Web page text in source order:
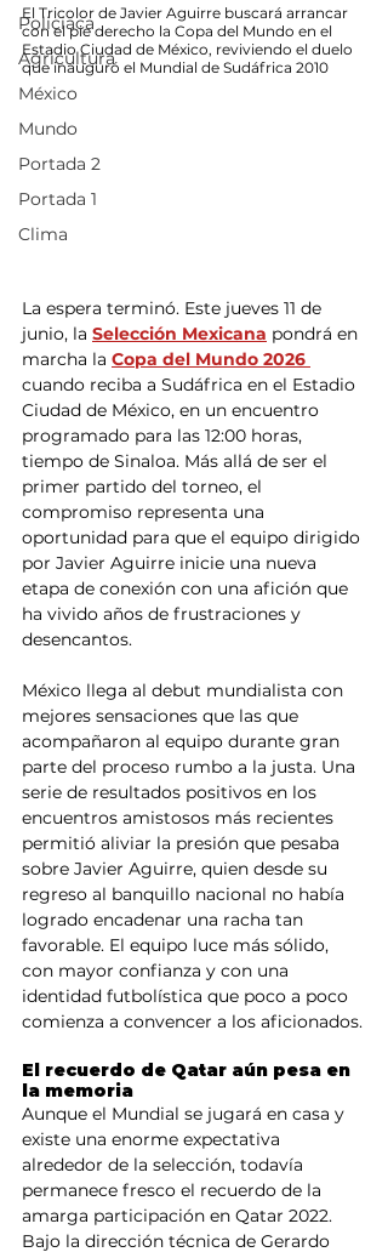
Policiaca
Agricultura
México
Mundo
Portada 2
Portada 1
Clima
El Tricolor de Javier Aguirre buscará arrancar
con el pie derecho la Copa del Mundo en el
Estadio Ciudad de México, reviviendo el duelo
que inauguró el Mundial de Sudáfrica 2010
La espera terminó. Este jueves 11 de
junio, la Selección Mexicana pondrá en
marcha la Copa del Mundo 2026
cuando reciba a Sudáfrica en el Estadio
Ciudad de México, en un encuentro
programado para las 12:00 horas,
tiempo de Sinaloa. Más allá de ser el
primer partido del torneo, el
compromiso representa una
oportunidad para que el equipo dirigido
por Javier Aguirre inicie una nueva
etapa de conexión con una afición que
ha vivido años de frustraciones y
desencantos.
México llega al debut mundialista con
mejores sensaciones que las que
acompañaron al equipo durante gran
parte del proceso rumbo a la justa. Una
serie de resultados positivos en los
encuentros amistosos más recientes
permitió aliviar la presión que pesaba
sobre Javier Aguirre, quien desde su
regreso al banquillo nacional no había
logrado encadenar una racha tan
favorable. El equipo luce más sólido,
con mayor confianza y con una
identidad futbolística que poco a poco
comienza a convencer a los aficionados.
El recuerdo de Qatar aún pesa en
la memoria
Aunque el Mundial se jugará en casa y
existe una enorme expectativa
alrededor de la selección, todavía
permanece fresco el recuerdo de la
amarga participación en Qatar 2022.
Bajo la dirección técnica de Gerardo